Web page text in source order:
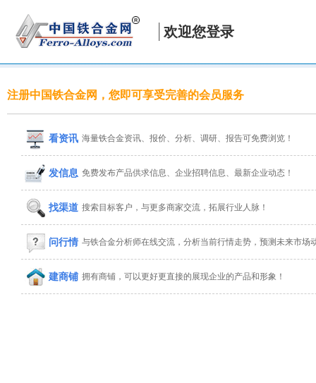
欢迎您登录
注册中国铁合金网，您即可享受完善的会员服务
看资讯 海量铁合金资讯、报价、分析、调研、报告可免费浏览！
发信息 免费发布产品供求信息、企业招聘信息、最新企业动态！
找渠道 搜索目标客户，与更多商家交流，拓展行业人脉！
问行情 与铁合金分析师在线交流，分析当前行情走势，预测未来市场
建商铺 拥有商铺，可以更好更直接的展现企业的产品和形象！